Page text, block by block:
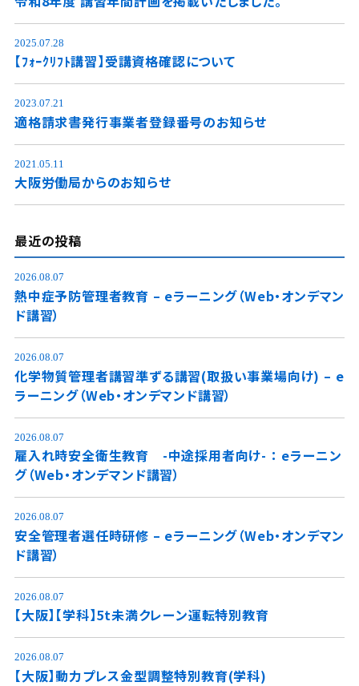
2025.07.28
【ﾌｫｰｸﾘﾌﾄ講習】受講資格確認について
2023.07.21
適格請求書発行事業者登録番号のお知らせ
2021.05.11
大阪労働局からのお知らせ
最近の投稿
2026.08.07
熱中症予防管理者教育 – eラーニング（Web・オンデマン
ド講習）
2026.08.07
化学物質管理者講習準ずる講習(取扱い事業場向け) – e
ラーニング（Web・オンデマンド講習）
2026.08.07
雇入れ時安全衛生教育 -中途採用者向け- ： eラーニン
グ（Web・オンデマンド講習）
2026.08.07
安全管理者選任時研修 – eラーニング（Web・オンデマン
ド講習）
2026.08.07
【大阪】【学科】5t未満クレーン運転特別教育
2026.08.07
【大阪】動力プレス金型調整特別教育(学科)